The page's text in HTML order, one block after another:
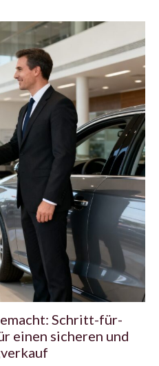
Schritt-für-
einen sicheren und